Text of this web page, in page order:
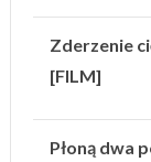
Zderzenie
[FILM]
Płoną dwa